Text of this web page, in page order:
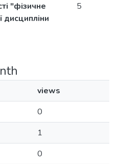
"фізичне
дисципліни
5
views
0
1
0